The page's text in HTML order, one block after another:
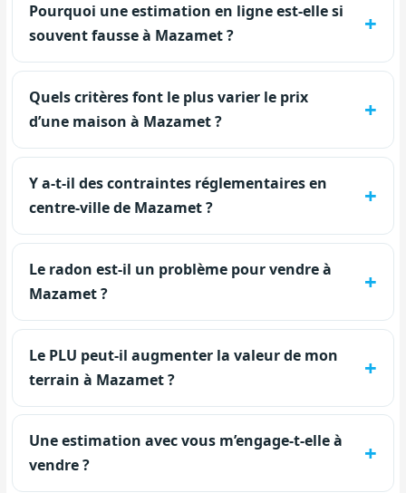
Pourquoi une estimation en ligne est-elle si
souvent fausse à Mazamet ?
Quels critères font le plus varier le prix
d’une maison à Mazamet ?
Y a-t-il des contraintes réglementaires en
centre-ville de Mazamet ?
Le radon est-il un problème pour vendre à
Mazamet ?
Le PLU peut-il augmenter la valeur de mon
terrain à Mazamet ?
Une estimation avec vous m’engage-t-elle à
vendre ?